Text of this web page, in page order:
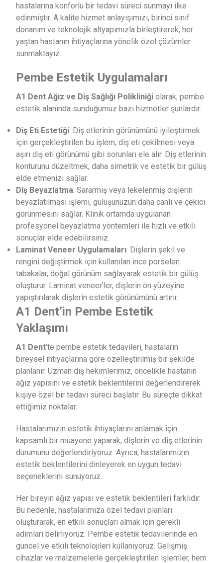
hastalarına konforlu bir tedavi süreci sunmayı ilke
edinmiştir. A kalite hizmet anlayışımızı, birinci sınıf
donanım ve teknolojik altyapımızla birleştirerek, her
yaştan hastanın ihtiyaçlarına yönelik özel çözümler
sunmaktayız.
Pembe Estetik Uygulamaları
A1 Dent Ağız ve Diş Sağlığı Polikliniği olarak, pembe
estetik alanında sunduğumuz bazı hizmetler şunlardır:
Diş Eti Estetiği: Diş etlerinin görünümünü iyileştirmek
için gerçekleştirilen bu işlem, diş eti çekilmesi veya
aşırı diş eti görünümü gibi sorunları ele alır. Diş etlerinin
konturunu düzeltmek, daha simetrik ve estetik bir gülüş
elde etmenizi sağlar.
Diş Beyazlatma: Sararmış veya lekelenmiş dişlerin
beyazlatılması işlemi, gülüşünüzün daha canlı ve çekici
görünmesini sağlar. Klinik ortamda uygulanan
profesyonel beyazlatma yöntemleri ile hızlı ve etkili
sonuçlar elde edebilirsiniz.
Laminat Veneer Uygulamaları: Dişlerin şekil ve
rengini değiştirmek için kullanılan ince porselen
tabakalar, doğal görünüm sağlayarak estetik bir gülüş
oluşturur. Laminat veneer’ler, dişlerin ön yüzeyine
yapıştırılarak dişlerin estetik görünümünü artırır.
A1 Dent’in Pembe Estetik
Yaklaşımı
A1 Dent’te pembe estetik tedavileri, hastaların
bireysel ihtiyaçlarına göre özelleştirilmiş bir şekilde
planlanır. Uzman diş hekimlerimiz, öncelikle hastanın
ağız yapısını ve estetik beklentilerini değerlendirerek
kişiye özel bir tedavi süreci başlatır. Bu süreçte dikkat
ettiğimiz noktalar:
Hastalarımızın estetik ihtiyaçlarını anlamak için
kapsamlı bir muayene yaparak, dişlerin ve diş etlerinin
durumunu değerlendiriyoruz. Ayrıca, hastalarımızın
estetik beklentilerini dinleyerek en uygun tedavi
seçeneklerini sunuyoruz.
Her bireyin ağız yapısı ve estetik beklentileri farklıdır.
Bu nedenle, hastalarımıza özel tedavi planları
oluşturarak, en etkili sonuçları almak için gerekli
adımları belirliyoruz. Pembe estetik tedavilerinde en
güncel ve etkili teknolojileri kullanıyoruz. Gelişmiş
cihazlar ve malzemelerle gerçekleştirilen işlemler, hem